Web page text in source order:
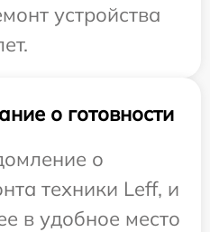
устройства
о готовности
о
техники Leff, и
в удобное место